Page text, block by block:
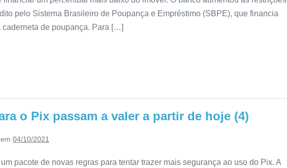
pelo Sistema Brasileiro de Poupança e Empréstimo (SBPE), que financia
caderneta de poupança. Para […]
o Pix passam a valer a partir de hoje (4)
04/10/2021
pacote de novas regras para tentar trazer mais segurança ao uso do Pix. A